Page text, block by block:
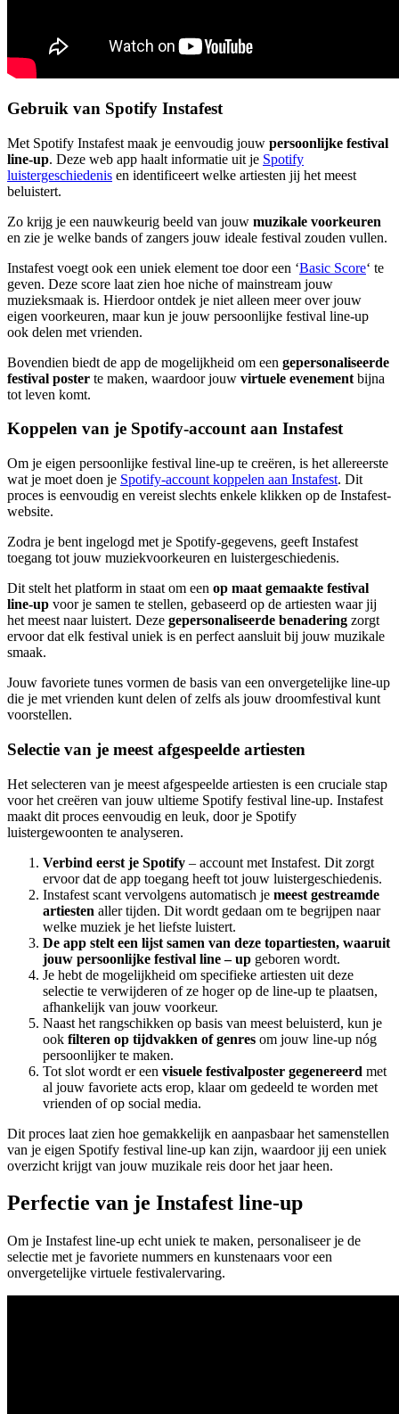
Gebruik van Spotify Instafest
Met Spotify Instafest maak je eenvoudig jouw persoonlijke festival
line-up. Deze web app haalt informatie uit je Spotify
luistergeschiedenis en identificeert welke artiesten jij het meest
beluistert.
Zo krijg je een nauwkeurig beeld van jouw muzikale voorkeuren
en zie je welke bands of zangers jouw ideale festival zouden vullen.
Instafest voegt ook een uniek element toe door een ‘Basic Score‘ te
geven. Deze score laat zien hoe niche of mainstream jouw
muzieksmaak is. Hierdoor ontdek je niet alleen meer over jouw
eigen voorkeuren, maar kun je jouw persoonlijke festival line-up
ook delen met vrienden.
Bovendien biedt de app de mogelijkheid om een gepersonaliseerde
festival poster te maken, waardoor jouw virtuele evenement bijna
tot leven komt.
Koppelen van je Spotify-account aan Instafest
Om je eigen persoonlijke festival line-up te creëren, is het allereerste
wat je moet doen je Spotify-account koppelen aan Instafest. Dit
proces is eenvoudig en vereist slechts enkele klikken op de Instafest-
website.
Zodra je bent ingelogd met je Spotify-gegevens, geeft Instafest
toegang tot jouw muziekvoorkeuren en luistergeschiedenis.
Dit stelt het platform in staat om een op maat gemaakte festival
line-up voor je samen te stellen, gebaseerd op de artiesten waar jij
het meest naar luistert. Deze gepersonaliseerde benadering zorgt
ervoor dat elk festival uniek is en perfect aansluit bij jouw muzikale
smaak.
Jouw favoriete tunes vormen de basis van een onvergetelijke line-up
die je met vrienden kunt delen of zelfs als jouw droomfestival kunt
voorstellen.
Selectie van je meest afgespeelde artiesten
Het selecteren van je meest afgespeelde artiesten is een cruciale stap
voor het creëren van jouw ultieme Spotify festival line-up. Instafest
maakt dit proces eenvoudig en leuk, door je Spotify
luistergewoonten te analyseren.
Verbind eerst je Spotify – account met Instafest. Dit zorgt
ervoor dat de app toegang heeft tot jouw luistergeschiedenis.
Instafest scant vervolgens automatisch je meest gestreamde
artiesten aller tijden. Dit wordt gedaan om te begrijpen naar
welke muziek je het liefste luistert.
De app stelt een lijst samen van deze topartiesten, waaruit
jouw persoonlijke festival line– up geboren wordt.
Je hebt de mogelijkheid om specifieke artiesten uit deze
selectie te verwijderen of ze hoger op de line-up te plaatsen,
afhankelijk van jouw voorkeur.
Naast het rangschikken op basis van meest beluisterd, kun je
ook filteren op tijdvakken of genres om jouw line-up nóg
persoonlijker te maken.
Tot slot wordt er een visuele festivalposter gegenereerd met
al jouw favoriete acts erop, klaar om gedeeld te worden met
vrienden of op social media.
Dit proces laat zien hoe gemakkelijk en aanpasbaar het samenstellen
van je eigen Spotify festival line-up kan zijn, waardoor jij een uniek
overzicht krijgt van jouw muzikale reis door het jaar heen.
Perfectie van je Instafest line-up
Om je Instafest line-up echt uniek te maken, personaliseer je de
selectie met je favoriete nummers en kunstenaars voor een
onvergetelijke virtuele festivalervaring.